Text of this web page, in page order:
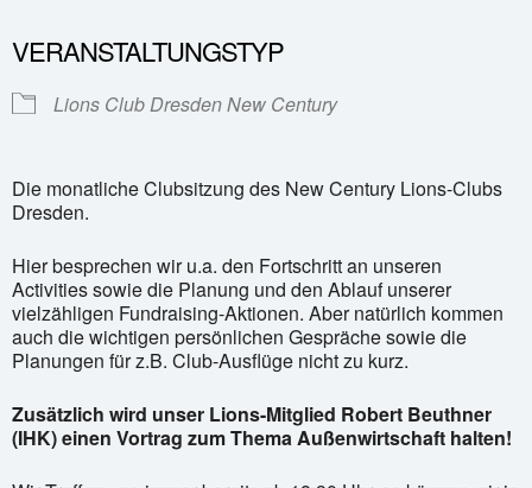
VERANSTALTUNGSTYP
Lions Club Dresden New Century
Die monatliche Clubsitzung des New Century Lions-Clubs
Dresden.
Hier besprechen wir u.a. den Fortschritt an unseren
Activities sowie die Planung und den Ablauf unserer
vielzähligen Fundraising-Aktionen. Aber natürlich kommen
auch die wichtigen persönlichen Gespräche sowie die
Planungen für z.B. Club-Ausflüge nicht zu kurz.
Zusätzlich wird unser Lions-Mitglied Robert Beuthner
(IHK) einen Vortrag zum Thema Außenwirtschaft halten!